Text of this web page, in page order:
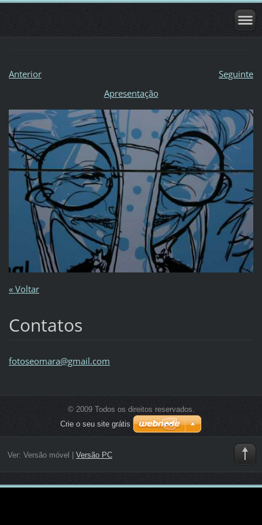
Anterior
Seguinte
Apresentação
« Voltar
Contatos
fotoseomara@gmail.com
© 2009 Todos os direitos reservados.
Crie o seu site grátis
Ver: Versão móvel | Versão PC